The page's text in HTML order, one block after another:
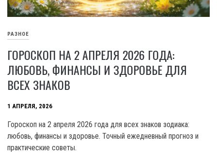
РАЗНОЕ
ГОРОСКОП НА 2 АПРЕЛЯ 2026 ГОДА:
ЛЮБОВЬ, ФИНАНСЫ И ЗДОРОВЬЕ ДЛЯ
ВСЕХ ЗНАКОВ
1 АПРЕЛЯ, 2026
Гороскоп на 2 апреля 2026 года для всех знаков зодиака:
любовь, финансы и здоровье. Точный ежедневный прогноз и
практические советы.